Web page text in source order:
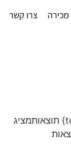
מכירה צרו קשר
מציג